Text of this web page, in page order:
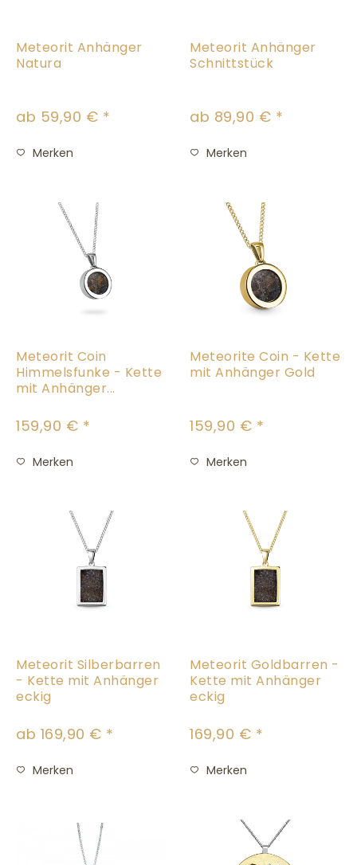
Meteorit Anhänger
Natura
ab 59,90 € *
Merken
Meteorit Anhänger
Schnittstück
ab 89,90 € *
Merken
Meteorit Coin
Himmelsfunke - Kette
mit Anhänger...
159,90 € *
Merken
Meteorite Coin - Kette
mit Anhänger Gold
159,90 € *
Merken
Meteorit Silberbarren
- Kette mit Anhänger
eckig
ab 169,90 € *
Merken
Meteorit Goldbarren -
Kette mit Anhänger
eckig
169,90 € *
Merken